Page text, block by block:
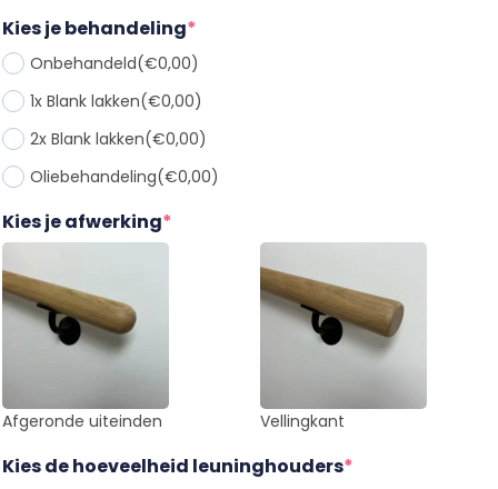
Kies je behandeling*
Onbehandeld(€0,00)
1x Blank lakken(€0,00)
2x Blank lakken(€0,00)
Oliebehandeling(€0,00)
Kies je afwerking*
Afgeronde uiteinden Vellingkant
Kies de hoeveelheid leuninghouders*